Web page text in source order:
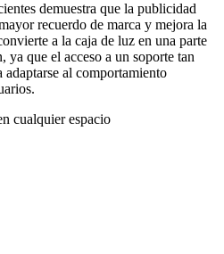
demuestra que la publicidad
recuerdo de marca y mejora la
a la caja de luz en una parte
ya que el acceso a un soporte tan
adaptarse al comportamiento
cualquier espacio